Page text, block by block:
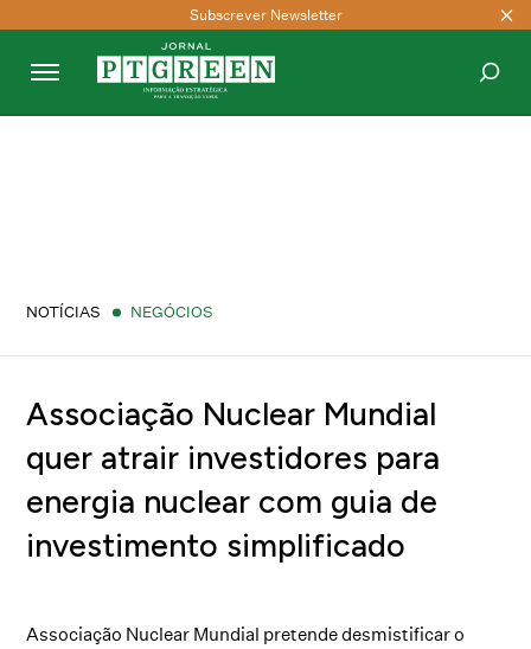
Subscrever Newsletter
NOTÍCIAS NEGÓCIOS
Associação Nuclear Mundial
quer atrair investidores para
energia nuclear com guia de
investimento simplificado
Associação Nuclear Mundial pretende desmistificar o